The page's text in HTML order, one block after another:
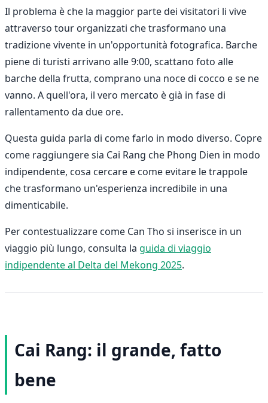
Il problema è che la maggior parte dei visitatori li vive
attraverso tour organizzati che trasformano una
tradizione vivente in un'opportunità fotografica. Barche
piene di turisti arrivano alle 9:00, scattano foto alle
barche della frutta, comprano una noce di cocco e se ne
vanno. A quell'ora, il vero mercato è già in fase di
rallentamento da due ore.
Questa guida parla di come farlo in modo diverso. Copre
come raggiungere sia Cai Rang che Phong Dien in modo
indipendente, cosa cercare e come evitare le trappole
che trasformano un'esperienza incredibile in una
dimenticabile.
Per contestualizzare come Can Tho si inserisce in un
viaggio più lungo, consulta la guida di viaggio
indipendente al Delta del Mekong 2025.
Cai Rang: il grande, fatto
bene